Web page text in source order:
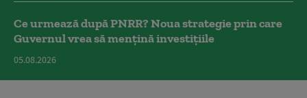
Ce urmează după PNRR? Noua strategie prin care
Guvernul vrea să mențină investițiile
05.08.2026